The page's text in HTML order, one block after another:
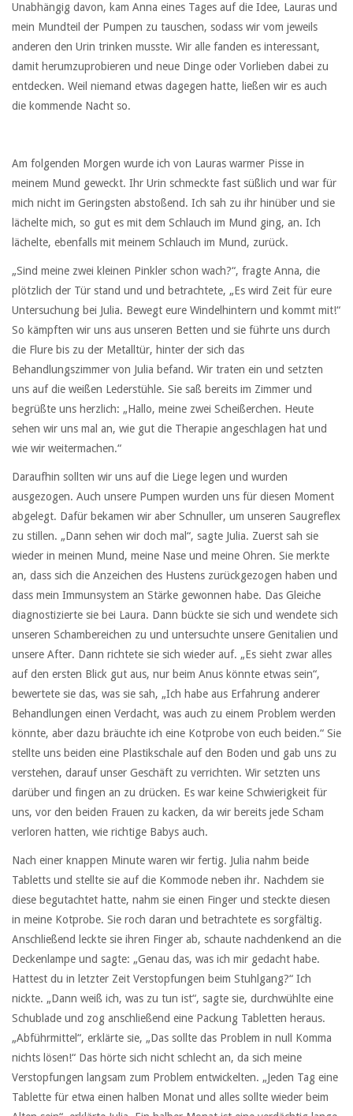
Unabhängig davon, kam Anna eines Tages auf die Idee, Lauras und
mein Mundteil der Pumpen zu tauschen, sodass wir vom jeweils
anderen den Urin trinken musste. Wir alle fanden es interessant,
damit herumzuprobieren und neue Dinge oder Vorlieben dabei zu
entdecken. Weil niemand etwas dagegen hatte, ließen wir es auch
die kommende Nacht so.
Am folgenden Morgen wurde ich von Lauras warmer Pisse in
meinem Mund geweckt. Ihr Urin schmeckte fast süßlich und war für
mich nicht im Geringsten abstoßend. Ich sah zu ihr hinüber und sie
lächelte mich, so gut es mit dem Schlauch im Mund ging, an. Ich
lächelte, ebenfalls mit meinem Schlauch im Mund, zurück.
„Sind meine zwei kleinen Pinkler schon wach?“, fragte Anna, die
plötzlich der Tür stand und und betrachtete, „Es wird Zeit für eure
Untersuchung bei Julia. Bewegt eure Windelhintern und kommt mit!“
So kämpften wir uns aus unseren Betten und sie führte uns durch
die Flure bis zu der Metalltür, hinter der sich das
Behandlungszimmer von Julia befand. Wir traten ein und setzten
uns auf die weißen Lederstühle. Sie saß bereits im Zimmer und
begrüßte uns herzlich: „Hallo, meine zwei Scheißerchen. Heute
sehen wir uns mal an, wie gut die Therapie angeschlagen hat und
wie wir weitermachen.“
Daraufhin sollten wir uns auf die Liege legen und wurden
ausgezogen. Auch unsere Pumpen wurden uns für diesen Moment
abgelegt. Dafür bekamen wir aber Schnuller, um unseren Saugreflex
zu stillen. „Dann sehen wir doch mal“, sagte Julia. Zuerst sah sie
wieder in meinen Mund, meine Nase und meine Ohren. Sie merkte
an, dass sich die Anzeichen des Hustens zurückgezogen haben und
dass mein Immunsystem an Stärke gewonnen habe. Das Gleiche
diagnostizierte sie bei Laura. Dann bückte sie sich und wendete sich
unseren Schambereichen zu und untersuchte unsere Genitalien und
unsere After. Dann richtete sie sich wieder auf. „Es sieht zwar alles
auf den ersten Blick gut aus, nur beim Anus könnte etwas sein“,
bewertete sie das, was sie sah, „Ich habe aus Erfahrung anderer
Behandlungen einen Verdacht, was auch zu einem Problem werden
könnte, aber dazu bräuchte ich eine Kotprobe von euch beiden.“ Sie
stellte uns beiden eine Plastikschale auf den Boden und gab uns zu
verstehen, darauf unser Geschäft zu verrichten. Wir setzten uns
darüber und fingen an zu drücken. Es war keine Schwierigkeit für
uns, vor den beiden Frauen zu kacken, da wir bereits jede Scham
verloren hatten, wie richtige Babys auch.
Nach einer knappen Minute waren wir fertig. Julia nahm beide
Tabletts und stellte sie auf die Kommode neben ihr. Nachdem sie
diese begutachtet hatte, nahm sie einen Finger und steckte diesen
in meine Kotprobe. Sie roch daran und betrachtete es sorgfältig.
Anschließend leckte sie ihren Finger ab, schaute nachdenkend an die
Deckenlampe und sagte: „Genau das, was ich mir gedacht habe.
Hattest du in letzter Zeit Verstopfungen beim Stuhlgang?“ Ich
nickte. „Dann weiß ich, was zu tun ist“, sagte sie, durchwühlte eine
Schublade und zog anschließend eine Packung Tabletten heraus.
„Abführmittel“, erklärte sie, „Das sollte das Problem in null Komma
nichts lösen!“ Das hörte sich nicht schlecht an, da sich meine
Verstopfungen langsam zum Problem entwickelten. „Jeden Tag eine
Tablette für etwa einen halben Monat und alles sollte wieder beim